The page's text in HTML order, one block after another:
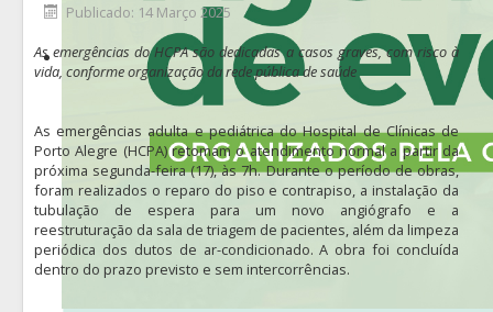
Publicado: 14 Março 2025
As emergências do HCPA são dedicadas a casos graves, com risco à
vida, conforme organização da rede pública de saúde
As emergências adulta e pediátrica do Hospital de Clínicas de
Porto Alegre (HCPA) retomam o atendimento normal a partir da
próxima segunda-feira (17), às 7h. Durante o período de obras,
foram realizados o reparo do piso e contrapiso, a instalação da
tubulação de espera para um novo angiógrafo e a
reestruturação da sala de triagem de pacientes, além da limpeza
periódica dos dutos de ar-condicionado. A obra foi concluída
dentro do prazo previsto e sem intercorrências.